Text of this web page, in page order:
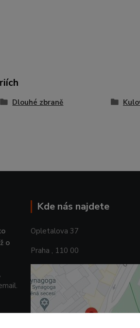
Dlouhé zbraně
o
Kde nás najdete
Opletalova 37
Praha , 110 00